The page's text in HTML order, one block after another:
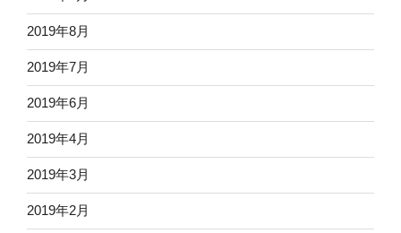
2019年8月
2019年7月
2019年6月
2019年4月
2019年3月
2019年2月